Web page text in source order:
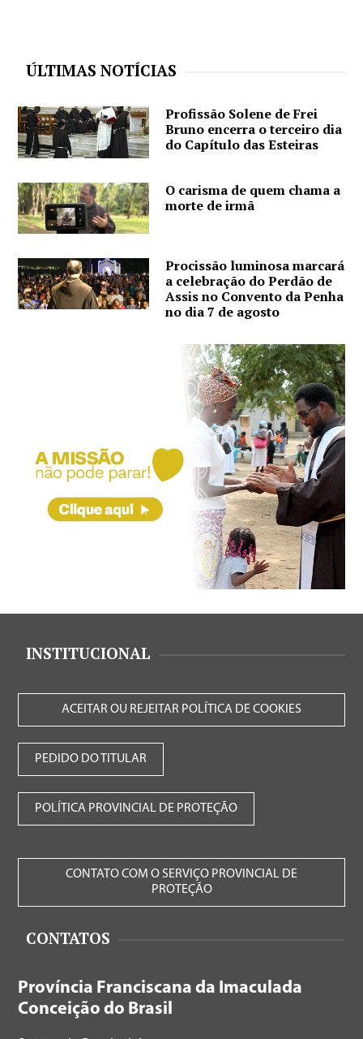
ÚLTIMAS NOTÍCIAS
Profissão Solene de Frei
Bruno encerra o terceiro dia
do Capítulo das Esteiras
O carisma de quem chama a
morte de irmã
Procissão luminosa marcará
a celebração do Perdão de
Assis no Convento da Penha
no dia 7 de agosto
INSTITUCIONAL
ACEITAR OU REJEITAR POLÍTICA DE COOKIES
PEDIDO DO TITULAR
POLÍTICA PROVINCIAL DE PROTEÇÃO
CONTATO COM O SERVIÇO PROVINCIAL DE
PROTEÇÃO
CONTATOS
Província Franciscana da Imaculada
Conceição do Brasil